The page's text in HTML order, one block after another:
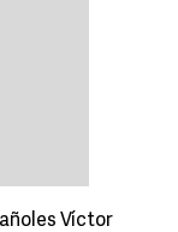
Víctor